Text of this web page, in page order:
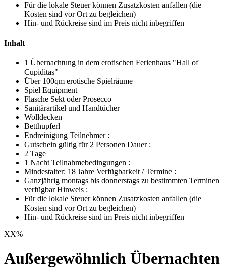
Für die lokale Steuer können Zusatzkosten anfallen (die
Kosten sind vor Ort zu begleichen)
Hin- und Rückreise sind im Preis nicht inbegriffen
Inhalt
1 Übernachtung in dem erotischen Ferienhaus "Hall of
Cupiditas"
Über 100qm erotische Spielräume
Spiel Equipment
Flasche Sekt oder Prosecco
Sanitärartikel und Handtücher
Wolldecken
Betthupferl
Endreinigung Teilnehmer :
Gutschein gültig für 2 Personen Dauer :
2 Tage
1 Nacht Teilnahmebedingungen :
Mindestalter: 18 Jahre Verfügbarkeit / Termine :
Ganzjährig montags bis donnerstags zu bestimmten Terminen
verfügbar Hinweis :
Für die lokale Steuer können Zusatzkosten anfallen (die
Kosten sind vor Ort zu begleichen)
Hin- und Rückreise sind im Preis nicht inbegriffen
XX%
Außergewöhnlich Übernachten